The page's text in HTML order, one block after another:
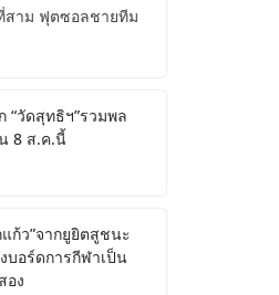
สาม ฟุตซอลชายทีม
“วัดสุทธิฯ”รวมพล
8 ส.ค.นี้
ก้ว”จากยูยิตสูชนะ
บอร์ดการกีฬาเป็น
อง